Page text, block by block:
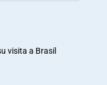
visita a Brasil